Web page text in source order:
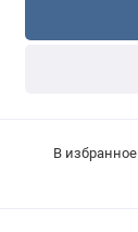
В избранное